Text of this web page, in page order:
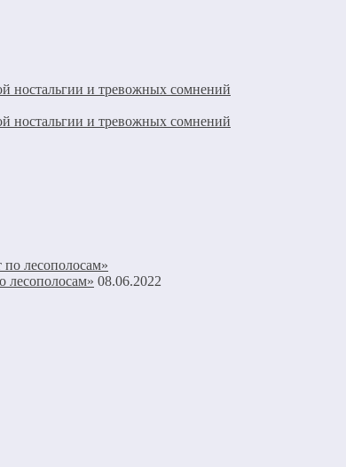
ностальгии и тревожных сомнений
ностальгии и тревожных сомнений
лесополосам» 08.06.2022